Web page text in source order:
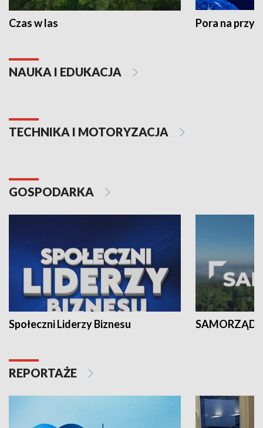
Czas w las Pora na
NAUKA I EDUKACJA
TECHNIKA I MOTORYZACJA
GOSPODARKA
Społeczni Liderzy Biznesu SAMORZĄD
REPORTAŻE